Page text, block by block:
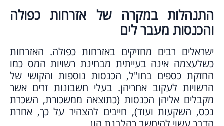
התנהלות במקרה של אזרחות כפולה
והכנסות מעבר לים
ישראלים רבים מחזיקים באזרחות כפולה. האזרחות
כשלעצמה אינה בעייתית מבחינת רשויות המס כמו
החזקת כספים בחו"ל, הכנסות נוספות והקושי של
הרשויות לעקוב אחריהן. בעלי חשבונות זרים אשר
מקבלים אליהן הכנסות (כתוצאה ממשכורת, השכרת
נכס, השקעות ועוד), חייבים להצהיר על כך, אחרת